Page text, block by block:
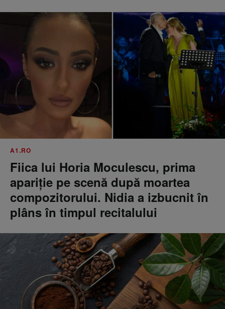
A1.RO
Fiica lui Horia Moculescu, prima
apariție pe scenă după moartea
compozitorului. Nidia a izbucnit în
plâns în timpul recitalului